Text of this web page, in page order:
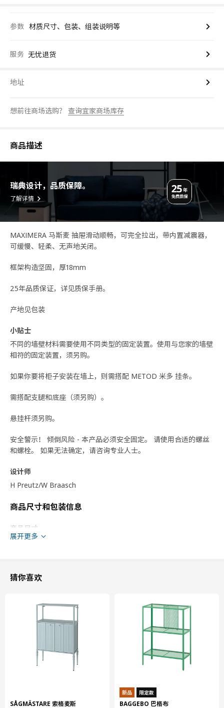
参数 材质尺寸、包装、组装说明等
服务 无忧退货
地址
想前往商场选购？ 查询宜家商场库存
商品描述
瑞典设计，品质保障。
了解详情
MAXIMERA 马斯麦 抽屉滑动顺畅，可完全拉出，带内置减震器，
可缓慢、轻柔、无声地关闭。
框架构造坚固，厚18mm
25年品质保证，详见质保手册。
产地见包装
小贴士
不同的墙壁材料需要使用不同类型的固定装置。使用与您家的墙壁
相符的固定装置，须另购。
如果你要将柜子安装在墙上，则需搭配 METOD 米多 挂条。
需搭配支腿和底座（须另购）。
悬挂杆须另购。
安全警示！ 倾倒风险 - 本产品必须安全固定。 请使用合适的螺丝
和螺栓。 如果无法确定，请咨询专业人士。
设计师
H Preutz/W Braasch
商品尺寸和包装信息
商品尺寸
深度
包装信息
此商品包含7个包装
抽屉前板
3 厘米
长度
60 厘米
展开更多
猜你喜欢
SÅGMÄSTARE 索格麦斯
新品 限定款
BAGGEBO 巴格布